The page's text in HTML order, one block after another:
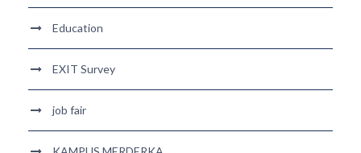
Education
EXIT Survey
job fair